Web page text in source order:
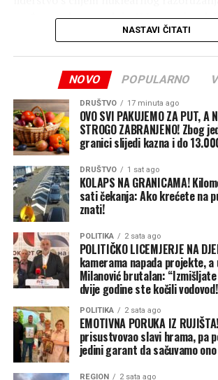
Zbog toga ostaje pitanje koliko će nova
proširiti postojeće mehanizme. Prema
administracija takođe želi da pojača
komercijalne industrije koja organizuje
putovanja.
Vrhovni sud već povukao jasnu granicu
Najveća prepreka Trampovoj politici
Vrhovnog suda od 30. juna.
U predmetu “Trump v. Barbara”, sud je
Ustav garantuje državljanstvo djeci
roditelji ilegalno ili privremeno borave
Klauzula o državljanstvu iz 14.
su osobe rođene ili naturalizovane u
jurisdikcijom državljani Sjedinjenih
savezne države u kojoj žive.
Većina sudija zaključila je da djeca rođena
međunarodnu saradnju. U Japanu je
komemoracija i minut ćutanja u 8.15
bombarder “Enola Gej” bacio atomsku
Hirošimu.
Agencija TASS javila je da je Macui
njene akcije u Ukrajini tokom
pomenuo SAD kao zemlju koja je bacila
Japanski premijer Sanae Takaiči takođe
SAD u svom obraćanju. Ona je obećala
nastaviti da čini sve što je moguće da
nuklearnog oružja. – Ne smijemo prestati
ovim putem – naglasila je ona i pozvala
razoružanje. Ona je izrazila nadu da
vidjeti treći grad koji je pretrpio atomsko
bombardovanje.
Japanski zvaničnici uglavnom ne ističu u
govorima da su SAD izvršile napade na
i Nagasaki, navodi TASS.
NASTAVI ČITATI
NOVO POPULARNO
DRUŠTVO 17 minuta ago
OVO SVI PAKUJEMO ZA PUT, A
STROGO ZABRANJENO! Zbog
granici slijedi kazna i do
DRUŠTVO 1 sat ago
KOLAPS NA GRANICAMA!
sati čekanja: Ako krećete na
znati!
POLITIKA 2 sata ago
POLITIČKO LICEMJERJE NA
kamerama napada projekte, a
Milanović brutalan:
dvije godine ste kočili
POLITIKA 2 sata ago
EMOTIVNA PORUKA IZ
prisustvovao slavi hrama, pa
jedini garant da sačuvamo
REGION 2 sata ago